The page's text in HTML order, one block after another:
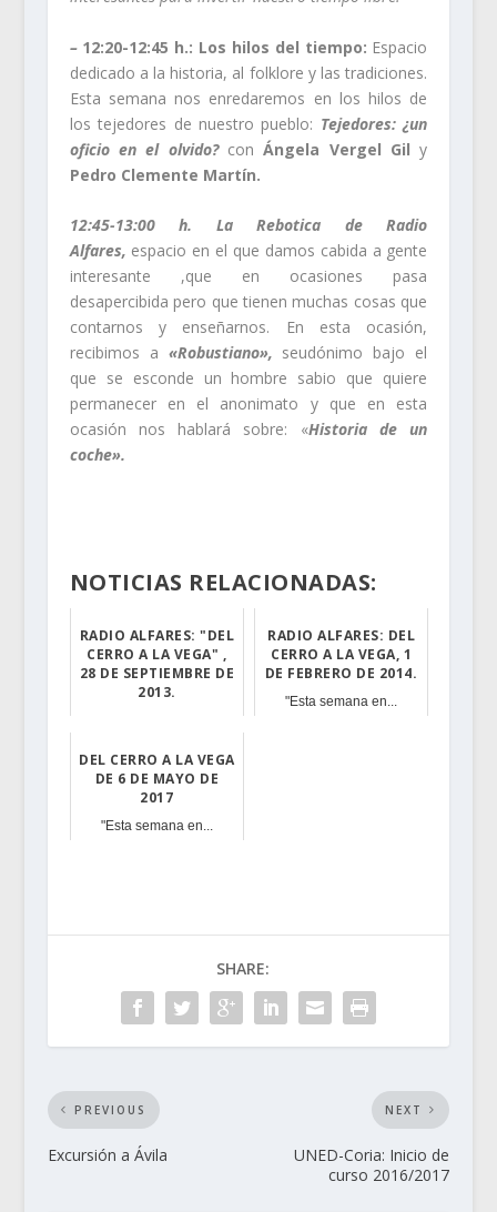
– 12:20-12:45 h.: Los hilos del tiempo: Espacio
dedicado a la historia, al folklore y las tradiciones.
Esta semana nos enredaremos en los hilos de
los tejedores de nuestro pueblo: Tejedores: ¿un
oficio en el olvido?conÁngela Vergel Gil y
Pedro Clemente Martín.
12:45-13:00 h. La Rebotica de Radio
Alfares, espacio en el que damos cabida a gente
interesante ,que en ocasiones pasa
desapercibida pero que tienen muchas cosas que
contarnos y enseñarnos. En esta ocasión,
recibimos a «Robustiano», seudónimo bajo el
que se esconde un hombre sabio que quiere
permanecer en el anonimato y que en esta
ocasión nos hablará sobre: «Historia de un
coche».
NOTICIAS RELACIONADAS:
RADIO ALFARES: "DEL
CERRO A LA VEGA" ,
28 DE SEPTIEMBRE DE
2013.
RADIO ALFARES: DEL
CERRO A LA VEGA, 1
DE FEBRERO DE 2014.
"Esta semana en...
DEL CERRO A LA VEGA
DE 6 DE MAYO DE
2017
"Esta semana en...
SHARE:
PREVIOUS
Excursión a Ávila
NEXT
UNED-Coria: Inicio de
curso 2016/2017